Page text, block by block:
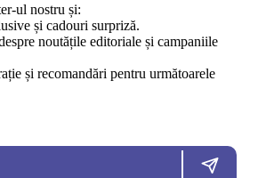
ul nostru și:
și cadouri surpriză.
noutățile editoriale și campaniile
și recomandări pentru următoarele